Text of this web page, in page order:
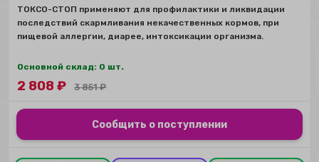
ТОКСО-СТОП применяют для профилактики и ликвидации
последствий скармливания некачественных кормов, при
пищевой аллергии, диарее, интоксикации организма.
Основной склад: 0 шт.
2 808 ₽ 3 851₽
Сообщить о поступлении